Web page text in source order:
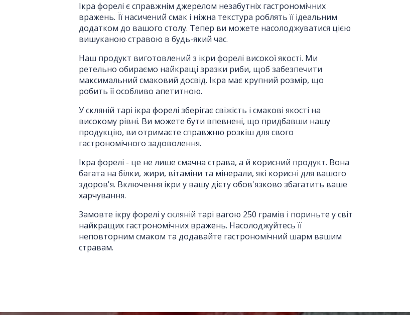
Ікра форелі є справжнім джерелом незабутніх гастрономічних
вражень. Її насичений смак і ніжна текстура роблять її ідеальним
додатком до вашого столу. Тепер ви можете насолоджуватися цією
вишуканою стравою в будь-який час.
Наш продукт виготовлений з ікри форелі високої якості. Ми
ретельно обираємо найкращі зразки риби, щоб забезпечити
максимальний смаковий досвід. Ікра має крупний розмір, що
робить її особливо апетитною.
У скляній тарі ікра форелі зберігає свіжість і смакові якості на
високому рівні. Ви можете бути впевнені, що придбавши нашу
продукцію, ви отримаєте справжню розкіш для свого
гастрономічного задоволення.
Ікра форелі - це не лише смачна страва, а й корисний продукт. Вона
багата на білки, жири, вітаміни та мінерали, які корисні для вашого
здоров'я. Включення ікри у вашу дієту обов'язково збагатить ваше
харчування.
Замовте ікру форелі у скляній тарі вагою 250 грамів і пориньте у світ
найкращих гастрономічних вражень. Насолоджуйтесь її
неповторним смаком та додавайте гастрономічний шарм вашим
стравам.
*:
Ім'я повинно бути від 3 до 25 символів!
Email:
Повідомлення*:
Відправити